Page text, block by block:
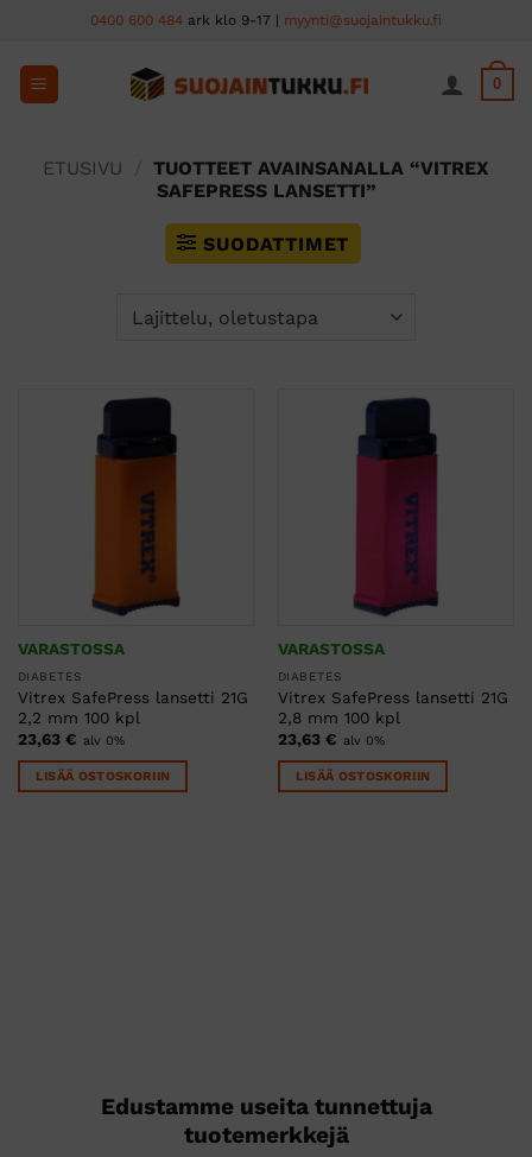
content
0400 600 484 ark klo 9-17 | myynti@suojaintukku.fi
0
ETUSIVU
TUOTTEET AVAINSANALLA “VITREX
SAFEPRESS LANSETTI”
SUODATTIMET
VARASTOSSA
DIABETES
Vitrex SafePress lansetti 21G
2,2 mm 100 kpl
23,63 € alv 0%
LISÄÄ OSTOSKORIIN
VARASTOSSA
DIABETES
Vitrex SafePress lansetti 21G
2,8 mm 100 kpl
23,63 € alv 0%
LISÄÄ OSTOSKORIIN
Edustamme useita tunnettuja
tuotemerkkejä